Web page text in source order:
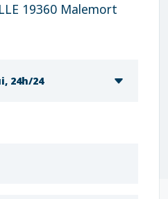
19360 Malemort
24h/24